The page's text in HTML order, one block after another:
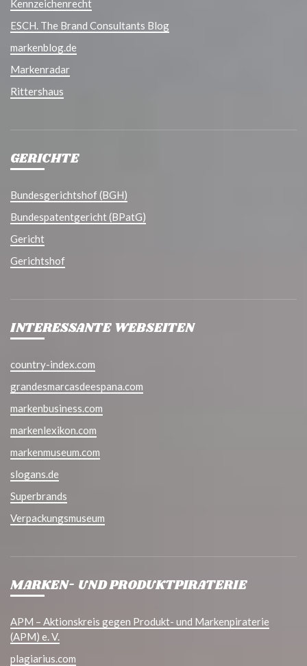
Kennzeichenrecht
ESCH. The Brand Consultants Blog
markenblog.de
Markenradar
Rittershaus
GERICHTE
Bundesgerichtshof (BGH)
Bundespatentgericht (BPatG)
Gericht
Gerichtshof
INTERESSANTE WEBSEITEN
country-index.com
grandesmarcasdeespana.com
markenbusiness.com
markenlexikon.com
markenmuseum.com
slogans.de
Superbrands
Verpackungsmuseum
MARKEN- UND PRODUKTPIRATERIE
APM – Aktionskreis gegen Produkt- und Markenpiraterie
(APM) e. V.
plagiarius.com